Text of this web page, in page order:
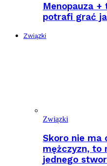
Menopauza
potrafi grać
Związki
Związki
Skoro nie ma
mężczyzn, to
jednego